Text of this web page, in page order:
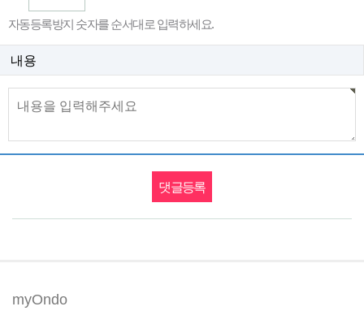
자동등록방지 숫자를 순서대로 입력하세요.
내용
myOndo